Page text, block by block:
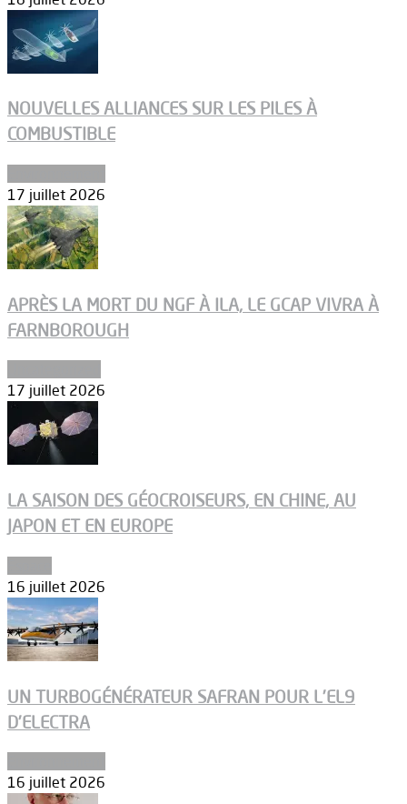
NOUVELLES ALLIANCES SUR LES PILES À
COMBUSTIBLE
17 juillet 2026
APRÈS LA MORT DU NGF À ILA, LE GCAP VIVRA À
FARNBOROUGH
17 juillet 2026
LA SAISON DES GÉOCROISEURS, EN CHINE, AU
JAPON ET EN EUROPE
16 juillet 2026
UN TURBOGÉNÉRATEUR SAFRAN POUR L’EL9
D’ELECTRA
16 juillet 2026